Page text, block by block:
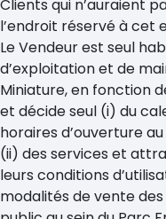
Clients qui n’auraient
l’endroit réservé à cet
Le Vendeur est seul
d’exploitation et de
Miniature, en fonction
et décide seul (i) du
horaires d’ouverture
(ii) des services et
leurs conditions
modalités de vente